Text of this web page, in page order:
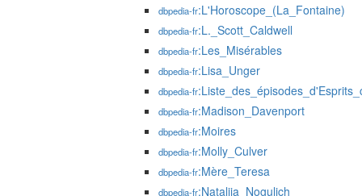
dbpedia-fr:L'Horoscope_(La_Fontaine)
dbpedia-fr:L._Scott_Caldwell
dbpedia-fr:Les_Misérables
dbpedia-fr:Lisa_Unger
dbpedia-fr
dbpedia-fr:Madison_Davenport
dbpedia-fr:Moires
dbpedia-fr:Molly_Culver
dbpedia-fr:Mère_Teresa
dbpedia-fr:Natalija_Nogulich